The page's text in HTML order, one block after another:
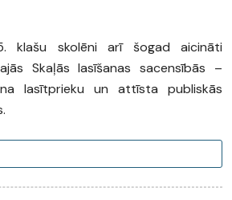
klašu skolēni arī šogad aicināti
Skaļās lasīšanas sacensībās –
lasītprieku un attīsta publiskās